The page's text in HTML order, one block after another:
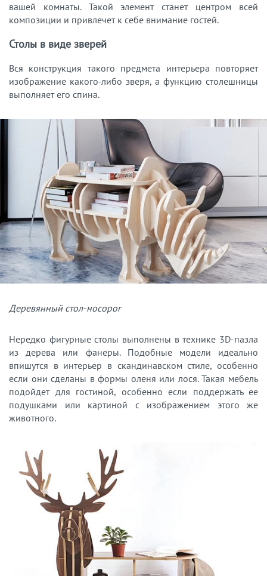
вашей комнаты. Такой элемент станет центром всей
композиции и привлечет к себе внимание гостей.
Столы в виде зверей
Вся конструкция такого предмета интерьера повторяет
изображение какого-либо зверя, а функцию столешницы
выполняет его спина.
Деревянный стол-носорог
Нередко фигурные столы выполнены в технике 3D-пазла
из дерева или фанеры. Подобные модели идеально
впишутся в интерьер в скандинавском стиле, особенно
если они сделаны в формы оленя или лося. Такая мебель
подойдет для гостиной, особенно если поддержать ее
подушками или картиной с изображением этого же
животного.